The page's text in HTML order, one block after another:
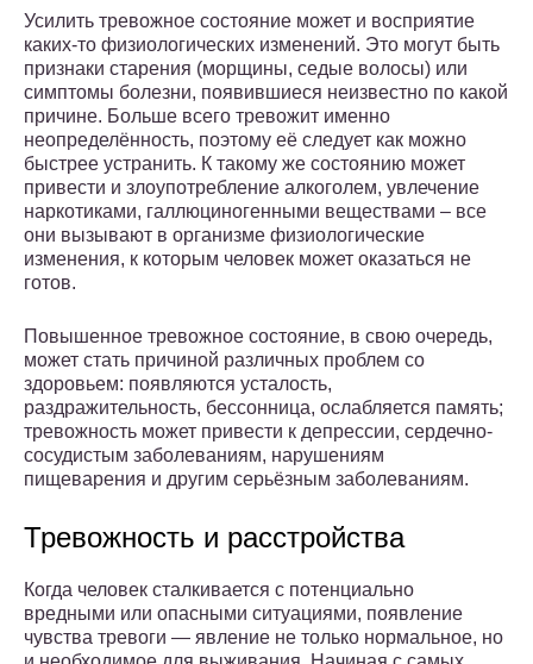
Усилить тревожное состояние может и восприятие
каких-то физиологических изменений. Это могут быть
признаки старения (морщины, седые волосы) или
симптомы болезни, появившиеся неизвестно по какой
причине. Больше всего тревожит именно
неопределённость, поэтому её следует как можно
быстрее устранить. К такому же состоянию может
привести и злоупотребление алкоголем, увлечение
наркотиками, галлюциногенными веществами – все
они вызывают в организме физиологические
изменения, к которым человек может оказаться не
готов.
Повышенное тревожное состояние, в свою очередь,
может стать причиной различных проблем со
здоровьем: появляются усталость,
раздражительность, бессонница, ослабляется память;
тревожность может привести к депрессии, сердечно-
сосудистым заболеваниям, нарушениям
пищеварения и другим серьёзным заболеваниям.
Тревожность и расстройства
Когда человек сталкивается с потенциально
вредными или опасными ситуациями, появление
чувства тревоги — явление не только нормальное, но